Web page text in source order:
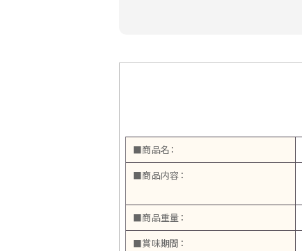
■商品名：
■商品内容：
■商品重量：
■賞味期間：